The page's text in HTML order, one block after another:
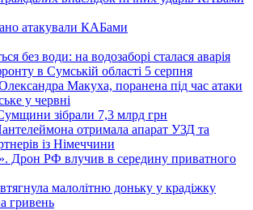
атакували КАБами
без води: на водозаборі сталася аварія
в Сумській області 5 серпня
Макуха, поранена під час атаки
у червні
зібрали 7,3 млрд грн
отримала апарат УЗД та
із Німеччини
Дрон РФ влучив в середину приватного
малолітню доньку у крадіжку
гривень